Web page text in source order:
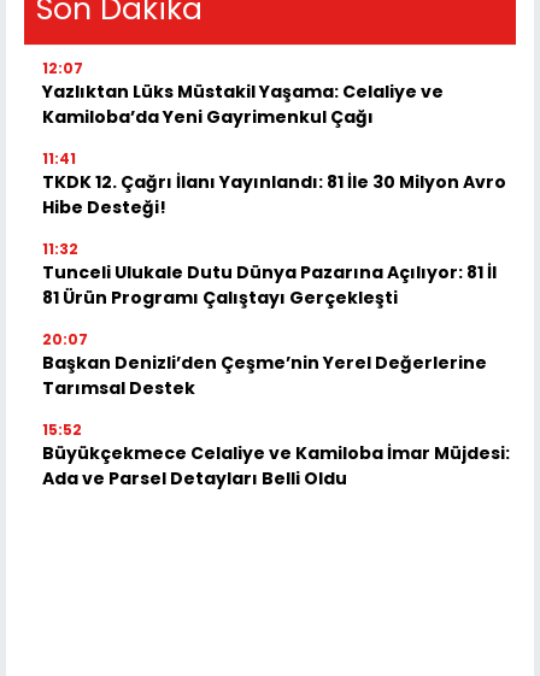
Son Dakika
12:07
Yazlıktan Lüks Müstakil Yaşama: Celaliye ve
Kamiloba’da Yeni Gayrimenkul Çağı
11:41
TKDK 12. Çağrı İlanı Yayınlandı: 81 İle 30 Milyon Avro
Hibe Desteği!
11:32
Tunceli Ulukale Dutu Dünya Pazarına Açılıyor: 81 İl
81 Ürün Programı Çalıştayı Gerçekleşti
20:07
Başkan Denizli’den Çeşme’nin Yerel Değerlerine
Tarımsal Destek
15:52
Büyükçekmece Celaliye ve Kamiloba İmar Müjdesi:
Ada ve Parsel Detayları Belli Oldu